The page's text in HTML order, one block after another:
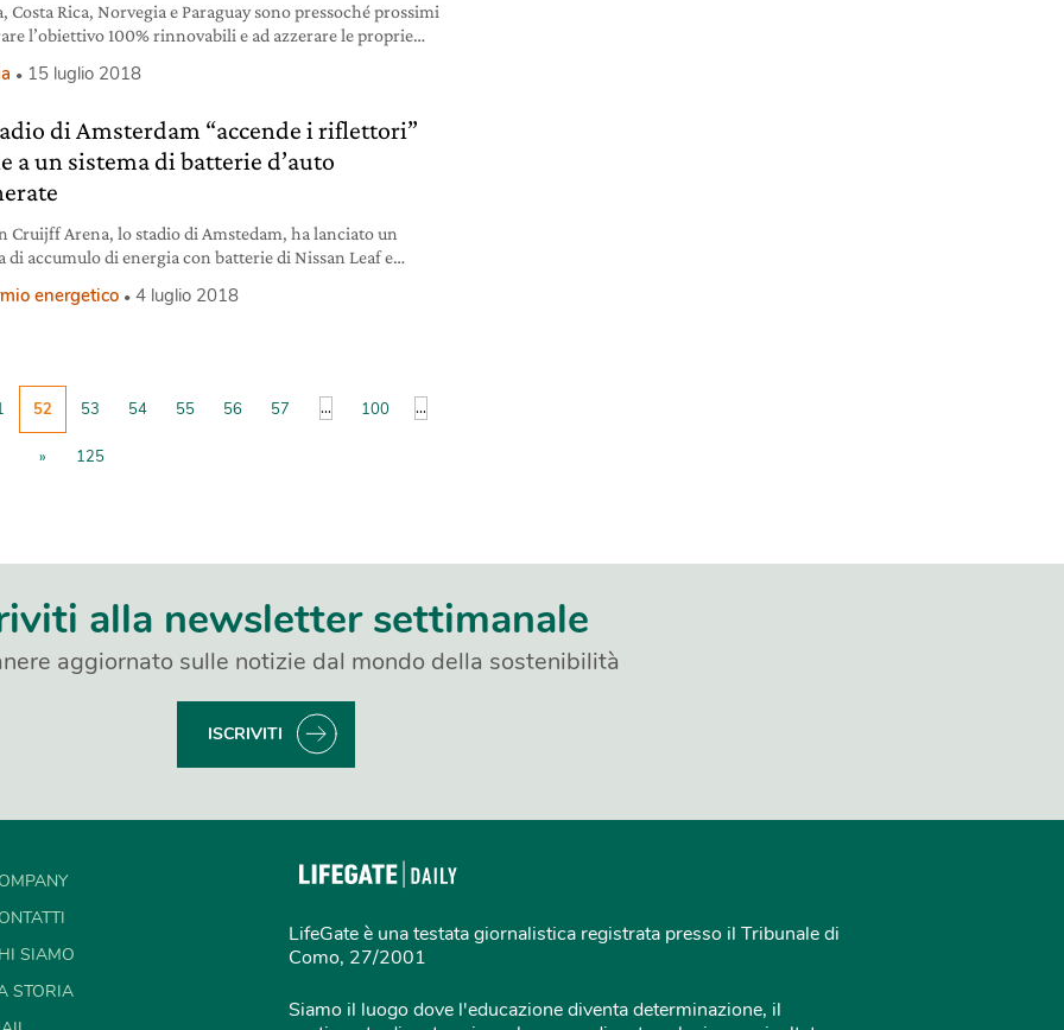
Costa Rica, Norvegia e Paraguay sono pressoché prossimi
l’obiettivo 100% rinnovabili e ad azzerare le proprie
15 luglio 2018
di Amsterdam “accende i riflettori”
a un sistema di batterie d’auto
Cruijff Arena, lo stadio di Amstedam, ha lanciato un
di accumulo di energia con batterie di Nissan Leaf e
energetico 4 luglio 2018
52 53 54 55 56 57 ... 100 ...
» 125
alla newsletter settimanale
aggiornato sulle notizie dal mondo della sostenibilità
ISCRIVITI
SIAMO
STORIA
LifeGate è una testata giornalistica registrata presso il Tribunale di
Como, 27/2001
Siamo il luogo dove l'educazione diventa determinazione, il